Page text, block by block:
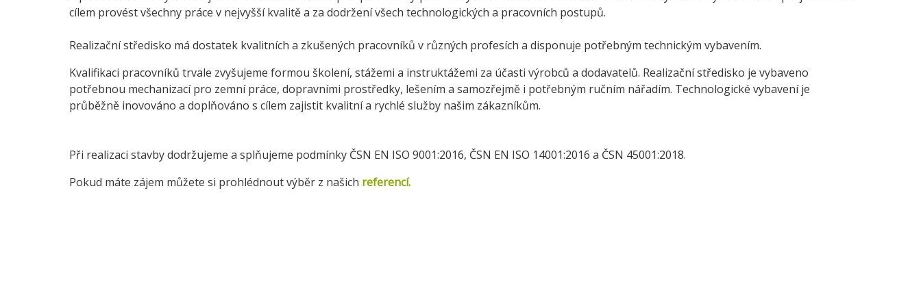
cílem provést všechny práce v nejvyšší kvalitě a za dodržení všech technologických a pracovních postupů.
Realizační středisko má dostatek kvalitních a zkušených pracovníků v různých profesích a disponuje potřebným technickým vybavením.
Kvalifikaci pracovníků trvale zvyšujeme formou školení, stážemi a instruktážemi za účasti výrobců a dodavatelů. Realizační středisko je vybaveno
potřebnou mechanizací pro zemní práce, dopravními prostředky, lešením a samozřejmě i potřebným ručním nářadím. Technologické vybavení je
průběžně inovováno a doplňováno s cílem zajistit kvalitní a rychlé služby našim zákazníkům.
Při realizaci stavby dodržujeme a splňujeme podmínky ČSN EN ISO 9001:2016, ČSN EN ISO 14001:2016 a ČSN 45001:2018.
Pokud máte zájem můžete si prohlédnout výběr z našich referencí.